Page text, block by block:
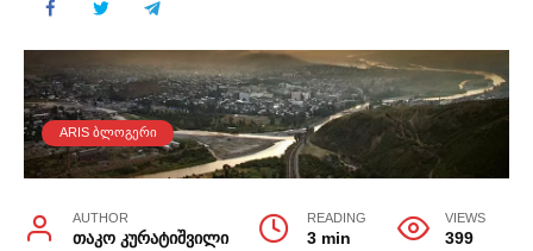
ARIS ᲑᲚᲝᲒᲔᲠᲘ
AUTHOR
თაკო კურატიშვილი
READING
3 min
VIEWS
399